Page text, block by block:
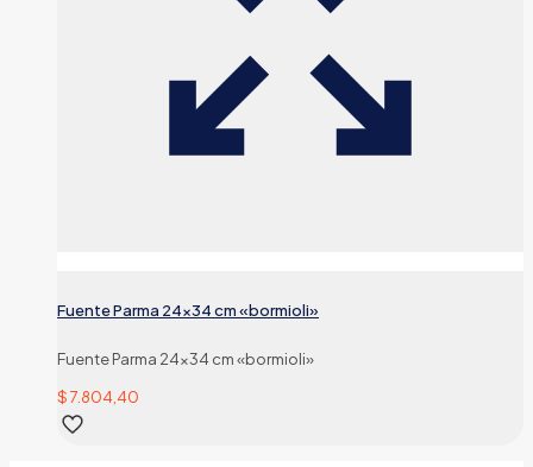
Fuente Parma 24×34 cm «bormioli»
Fuente Parma 24×34 cm «bormioli»
$7.804,40